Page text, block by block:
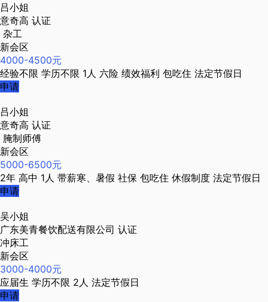
吕小姐
意奇高 认证
杂工
新会区
4000-4500元
经验不限 学历不限 1人 六险 绩效福利 包吃住 法定节假日
申请
吕小姐
意奇高 认证
腌制师傅
新会区
5000-6500元
2年 高中 1人 带薪寒、暑假 社保 包吃住 休假制度 法定节假日
申请
吴小姐
广东美青餐饮配送有限公司 认证
冲床工
新会区
3000-4000元
应届生 学历不限 2人 法定节假日
申请